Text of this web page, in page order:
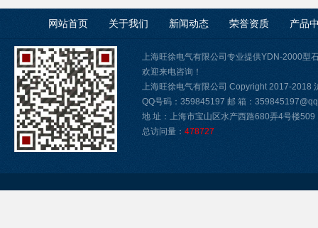
网站首页 关于我们 新闻动态 荣誉资质 产品
上海旺徐电气有限公司专业提供YDN-2000型
欢迎来电咨询！
上海旺徐电气有限公司 Copyright 2017-2018
QQ号码：359845197 邮 箱：
地 址：上海市宝山区水产西路680弄4号楼509
总访问量： 478727